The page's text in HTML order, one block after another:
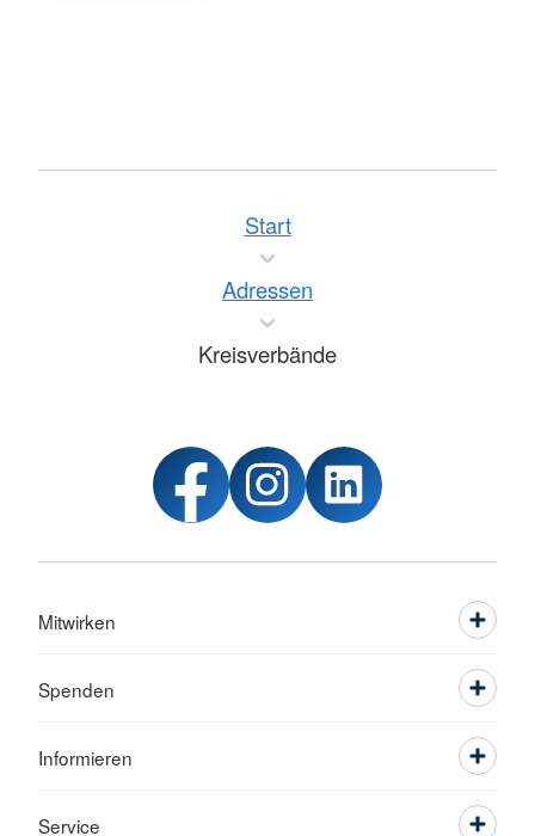
Start
Adressen
Kreisverbände
Mitwirken
Spenden
Informieren
Service